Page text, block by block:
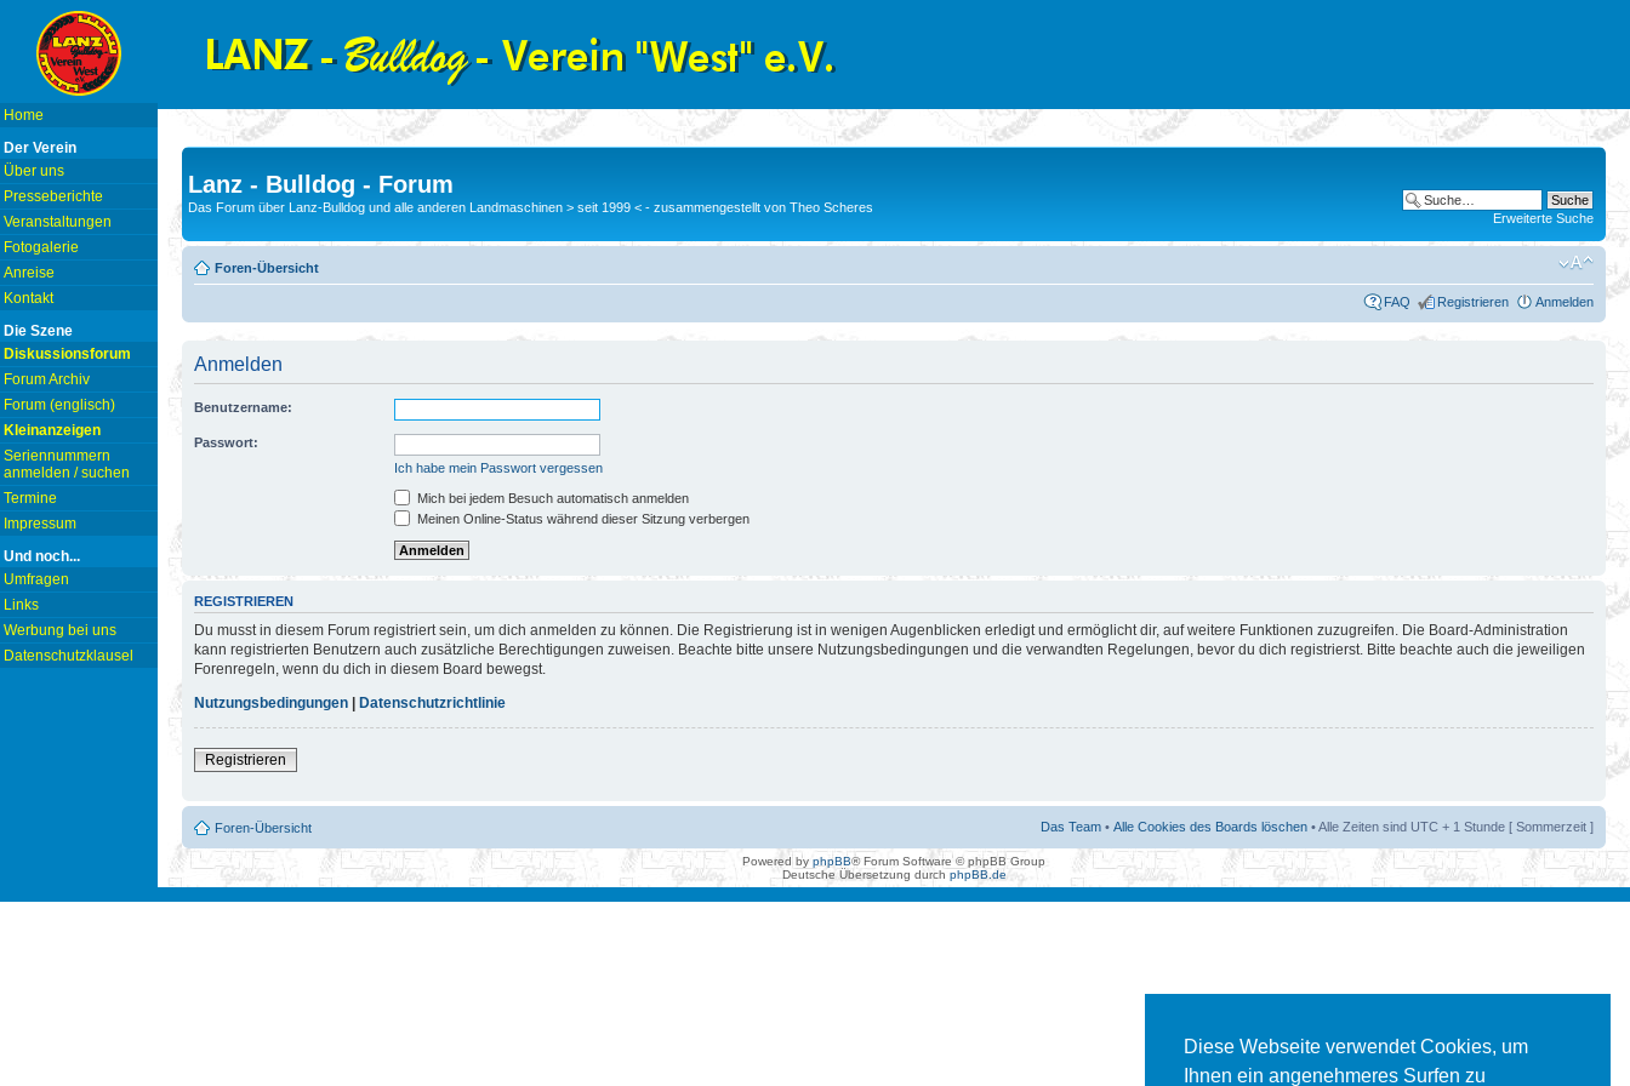
Diese Webseite verwendet Cookies, um
Ihnen ein angenehmeres Surfen zu
Home
Der Verein
Über uns
Presseberichte
Veranstaltungen
Fotogalerie
Anreise
Kontakt
Die Szene
Diskussionsforum
Forum Archiv
Forum (englisch)
Kleinanzeigen
Seriennummern
anmelden / suchen
Termine
Impressum
Und noch...
Umfragen
Links
Werbung bei uns
Datenschutzklausel
Lanz - Bulldog - Forum
Das Forum über Lanz-Bulldog und alle anderen Landmaschinen > seit 1999 < - zusammengestellt von Theo Scheres
Erweiterte Suche
Foren-Übersicht
FAQ Registrieren Anmelden
Anmelden
Benutzername:
Passwort:
Ich habe mein Passwort vergessen
Mich bei jedem Besuch automatisch anmelden
Meinen Online-Status während dieser Sitzung verbergen
REGISTRIEREN
Du musst in diesem Forum registriert sein, um dich anmelden zu können. Die Registrierung ist in wenigen Augenblicken erledigt und ermöglicht dir, auf weitere Funktionen zuzugreifen. Die Board-Administration
kann registrierten Benutzern auch zusätzliche Berechtigungen zuweisen. Beachte bitte unsere Nutzungsbedingungen und die verwandten Regelungen, bevor du dich registrierst. Bitte beachte auch die jeweiligen
Forenregeln, wenn du dich in diesem Board bewegst.
Nutzungsbedingungen | Datenschutzrichtlinie
Registrieren
Foren-Übersicht Das Team • Alle Cookies des Boards löschen • Alle Zeiten sind UTC + 1 Stunde [ Sommerzeit ]
Powered by phpBB® Forum Software © phpBB Group
Deutsche Übersetzung durch phpBB.de